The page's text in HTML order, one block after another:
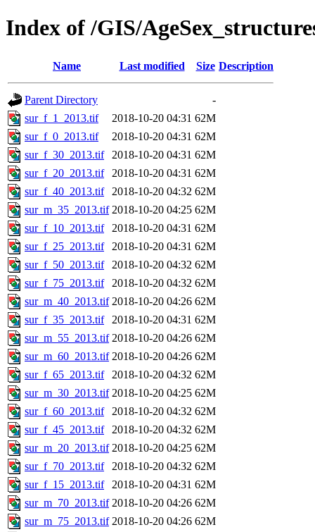
Index of /GIS/
Name Last modified Size Description
Parent Directory
-
sur_f_1_2013.tif
2018-10-20 04:31 62M
sur_f_0_2013.tif
2018-10-20 04:31 62M
sur_f_30_2013.tif
2018-10-20 04:31 62M
sur_f_20_2013.tif
2018-10-20 04:31 62M
sur_f_40_2013.tif
2018-10-20 04:32 62M
sur_m_35_2013.tif 2018-10-20 04:25 62M
sur_f_10_2013.tif
2018-10-20 04:31 62M
sur_f_25_2013.tif
2018-10-20 04:31 62M
sur_f_50_2013.tif
2018-10-20 04:32 62M
sur_f_75_2013.tif
2018-10-20 04:32 62M
sur_m_40_2013.tif 2018-10-20 04:26 62M
sur_f_35_2013.tif
2018-10-20 04:31 62M
sur_m_55_2013.tif 2018-10-20 04:26 62M
sur_m_60_2013.tif 2018-10-20 04:26 62M
sur_f_65_2013.tif
2018-10-20 04:32 62M
sur_m_30_2013.tif 2018-10-20 04:25 62M
sur_f_60_2013.tif
2018-10-20 04:32 62M
sur_f_45_2013.tif
2018-10-20 04:32 62M
sur_m_20_2013.tif 2018-10-20 04:25 62M
sur_f_70_2013.tif
2018-10-20 04:32 62M
sur_f_15_2013.tif
2018-10-20 04:31 62M
sur_m_70_2013.tif 2018-10-20 04:26 62M
sur_m_75_2013.tif 2018-10-20 04:26 62M